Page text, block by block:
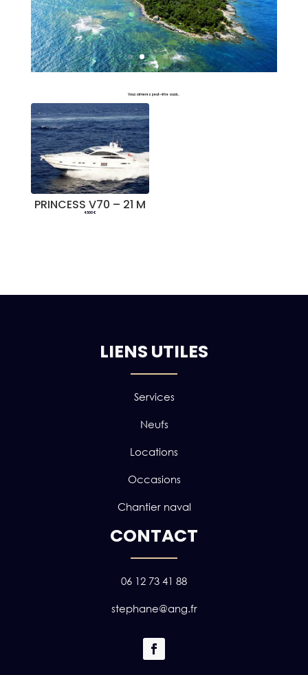
Vous aimerez peut-être aussi…
PRINCESS V70 – 21 M
4.500€
LIENS UTILES
Services
Neufs
Locations
Occasions
Chantier naval
CONTACT
06 12 73 41 88
stephane@ang.fr